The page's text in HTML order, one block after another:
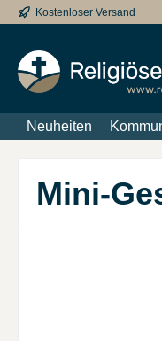
Hauptinhalt springen
Zur Suche springen
Zur
Kostenloser Versand
Neuheiten
Mini-
Bildergalerie